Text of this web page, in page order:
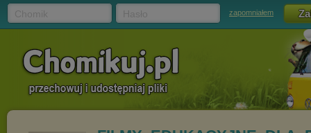
zapomniałem